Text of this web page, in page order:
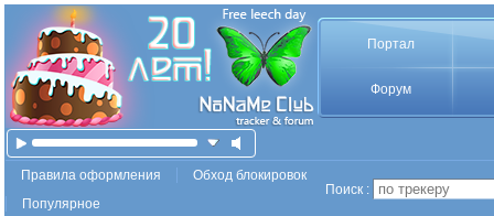
Портал
Форум
Правила оформления
Обход блокировок
Популярное
Поиск :